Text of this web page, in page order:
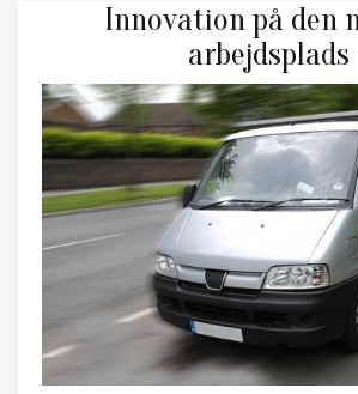
Innovation på den
arbejdsplads